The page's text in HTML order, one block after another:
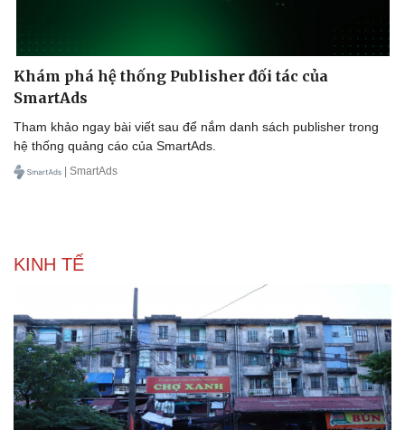
Khám phá hệ thống Publisher đối tác của
SmartAds
Tham khảo ngay bài viết sau để nắm danh sách publisher trong
hệ thống quảng cáo của SmartAds.
| SmartAds
KINH TẾ